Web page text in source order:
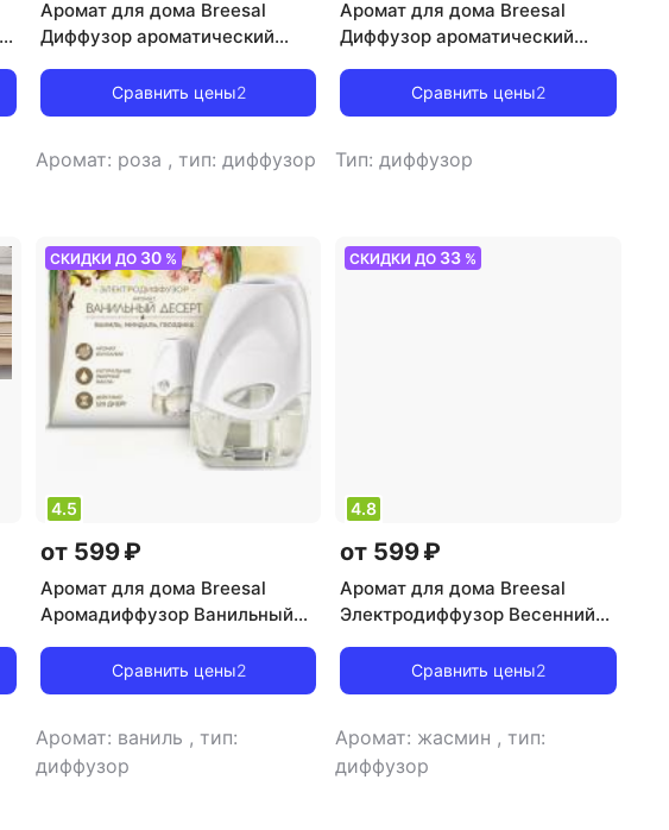
Аромат для дома Breesal
Диффузор ароматический
страсть, 40 млСравнить цены2
Аромат: роза , тип: диффузор
Аромат для дома Breesal
Диффузор ароматический
Сравнить цены2
Тип: диффузор
СКИДКИ ДО 30%
4.5
от 599 ₽
Аромат для дома Breesal
Аромадиффузор Ванильный
Сравнить цены2
Аромат: ваниль , тип:
диффузор
СКИДКИ ДО 33 %
4.8
от 599 ₽
Аромат для дома Breesal
Электродиффузор Весенний
Сравнить цены2
Аромат: жасмин ,тип:
диффузор